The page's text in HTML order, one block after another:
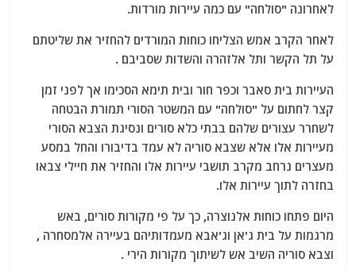
לאחרונה "סולחה" עם כמה עיירות מורדות.
לאחר הקרב אמש הצליחו כוחות המורדים להחזיר את שליטתם
על תל הקשר ותל אלזהרה והשדות שסביבם .
העיירות בית סאבר וכפר חור ובית תימא הסכימו אך לפני זמן
קצר לחתום על "סולחה" עם המשטר הסורי תמורת הבטחה
לשחרר עצורים שלהם בבתי כלא סורים ונסיגת הצבא הסורי
מעיירות אלו אלא שצבא סוריה לא עמד בדיבורו והחל במסע
מעצרים נרחב מקרב תושבי עיירות אלו והחזיר את חיילי צבאו
בחזרה לתוך עיירות אלו.
היום פתחו כוחות אלנוצרה, כך על פי מקורות סורים, באש
מרגמות על בית ג'אן וג'אבא מעמדותיהם בעיירה אלמסחרה ,
וצבא סוריה השיב אש לשיתוך מקורות הירי .